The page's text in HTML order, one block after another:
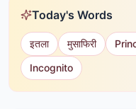
Today's Words
इतला मुसाफिरी
Incognito